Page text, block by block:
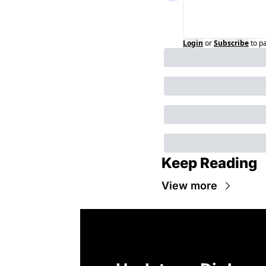
Login orSubscribeto
Keep Reading
View more